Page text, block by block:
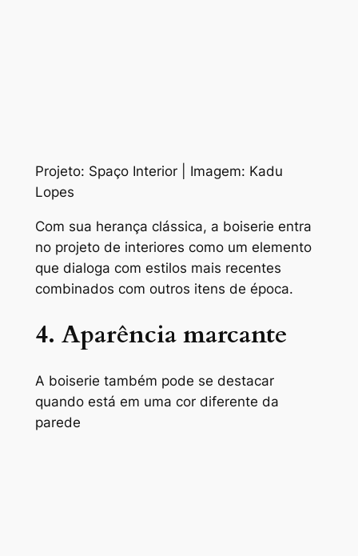
Projeto: Spaço Interior | Imagem: Kadu
Lopes
Com sua herança clássica, a boiserie entra
no projeto de interiores como um elemento
que dialoga com estilos mais recentes
combinados com outros itens de época.
4. Aparência marcante
A boiserie também pode se destacar
quando está em uma cor diferente da
parede